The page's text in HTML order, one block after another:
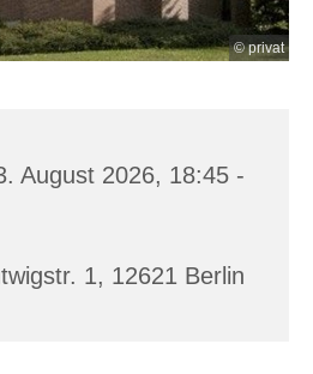
© privat
August 2026, 18:45 -
1, 12621 Berlin